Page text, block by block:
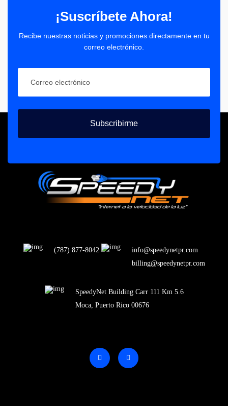
¡Suscríbete Ahora!
Recibe nuestras noticias y promociones directamente en tu
correo electrónico.
Subscribirme
(787) 877-8042
info@speedynetpr.com
billing@speedynetpr.com
SpeedyNet Building Carr 111 Km 5.6
Moca, Puerto Rico 00676